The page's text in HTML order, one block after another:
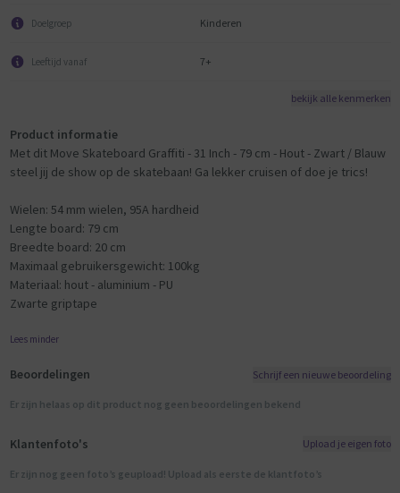
Doelgroep Kinderen
Leeftijd vanaf 7+
bekijk alle kenmerken
Product informatie
Met dit Move Skateboard Graffiti - 31 Inch - 79 cm - Hout - Zwart / Blauw
steel jij de show op de skatebaan! Ga lekker cruisen of doe je trics!
Wielen: 54 mm wielen, 95A hardheid
Lengte board: 79 cm
Breedte board: 20 cm
Maximaal gebruikersgewicht: 100kg
Materiaal: hout - aluminium - PU
Zwarte griptape
Lees minder
Beoordelingen Schrijf een nieuwe beoordeling
Er zijn helaas op dit product nog geen beoordelingen bekend
Klantenfoto's Upload je eigen foto
Er zijn nog geen foto’s geupload! Upload als eerste de klantfoto’s